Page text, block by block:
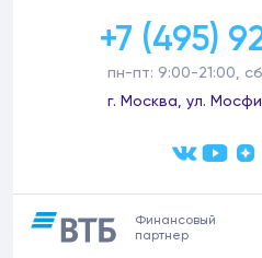
+7 (495)
пн-пт: 9:00-21:00,
г. Москва, ул.
Финансовый
партнер